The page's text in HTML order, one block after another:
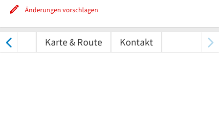
Änderungen vorschlagen
Karte & Route Kontakt